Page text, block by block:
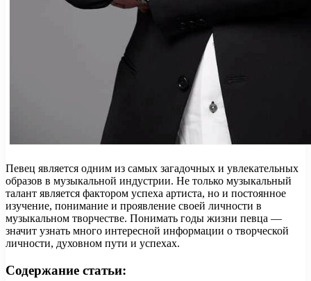
Певец является одним из самых загадочных и увлекательных
образов в музыкальной индустрии. Не только музыкальный
талант является фактором успеха артиста, но и постоянное
изучение, понимание и проявление своей личности в
музыкальном творчестве. Понимать годы жизни певца —
значит узнать много интересной информации о творческой
личности, духовном пути и успехах.
Содержание статьи: